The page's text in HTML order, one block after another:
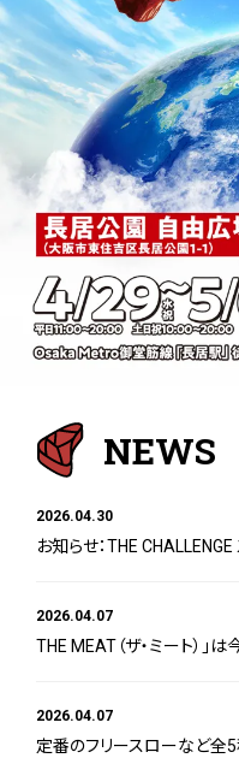
NEWS
2026.04.30
お知らせ：THE
2026.04.07
THE MEAT（ザ・ミート）」
2026.04.07
定番のフリースローなど全5